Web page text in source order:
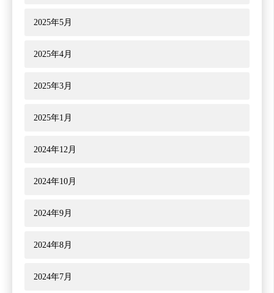
2025年5月
2025年4月
2025年3月
2025年1月
2024年12月
2024年10月
2024年9月
2024年8月
2024年7月